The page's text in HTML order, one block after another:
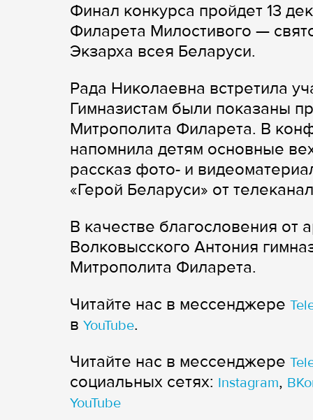
Финал конкурса пройдет 13
Филарета Милостивого —
Экзарха всея Беларуси.
Рада Николаевна встретила
Гимназистам были показаны
Митрополита Филарета. В
напомнила детям основные
рассказ фото- и
«Герой Беларуси» от
В качестве благословения от
Волковысского Антония
Митрополита Филарета.
Читайте нас в мессенджере
в YouTube.
Читайте нас в мессенджере
cоциальных сетях: Instagram,
YouTube